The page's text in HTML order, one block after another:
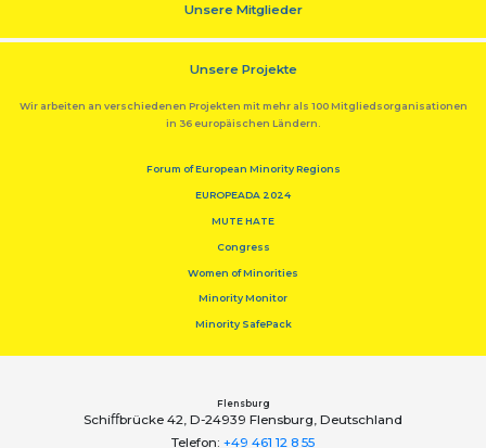
Unsere Mitglieder
Unsere Projekte
Wir arbeiten an verschiedenen Projekten mit mehr als 100 Mitgliedsorganisationen
in 36 europäischen Ländern.
Forum of European Minority Regions
EUROPEADA 2024
MUTE HATE
Congress
Women of Minorities
Minority Monitor
Minority SafePack
Flensburg
Schiﬀbrücke 42, D-24939 Flensburg, Deutschland
Telefon: +49 461 12 8 55